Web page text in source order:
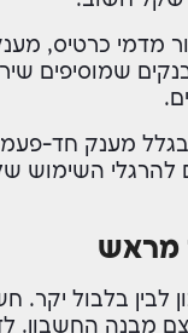
שמוסיפים
מענק חד-
השימוש
מראש
לבין בלבול